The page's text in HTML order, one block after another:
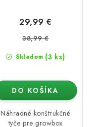
Skladom (3 ks)
29,99 €
38,99 €
DO KOŠÍKA
Náhradné konštrukčné
tyče pre growbox